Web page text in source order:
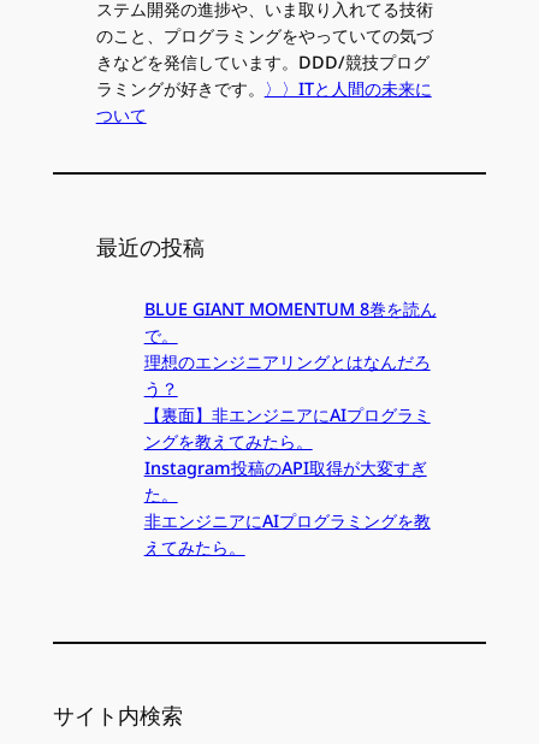
ステム開発の進捗や、いま取り入れてる技術
のこと、プログラミングをやっていての気づ
きなどを発信しています。DDD/競技プログ
ラミングが好きです。 〉〉ITと人間の未来に
ついて
最近の投稿
BLUE GIANT MOMENTUM 8巻を読ん
で。
理想のエンジニアリングとはなんだろ
う？
【裏面】非エンジニアにAIプログラミ
ングを教えてみたら。
Instagram投稿のAPI取得が大変すぎ
た。
非エンジニアにAIプログラミングを教
えてみたら。
サイト内検索